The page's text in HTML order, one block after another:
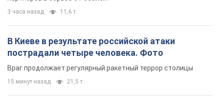
3 часа назад 11,6 т.
В Киеве в результате российской атаки
пострадали четыре человека. Фото
Враг продолжает регулярный ракетный террор столицы
15 минут назад 21,5 т.